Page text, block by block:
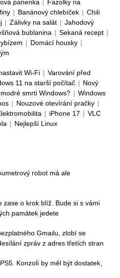
panenka | Fazolky na
| Banánový chlebíček | Chili
| Zálivky na salát | Jahodový
bublanina | Sekaná recept |
| Domácí housky |
Wi-Fi | Varování před
11 na starší počítač | Nový
smrti Windows? | Windows
| Nouzové otevírání pračky |
| iPhone 17 | VLC
| Nejlepší Linux
robot má ale
zase o krok blíž. Bude si s vámi
památek jedete
Gmailu, zlobí se
zpráv z adres třetích stran
Konzolí by měl být dostatek,